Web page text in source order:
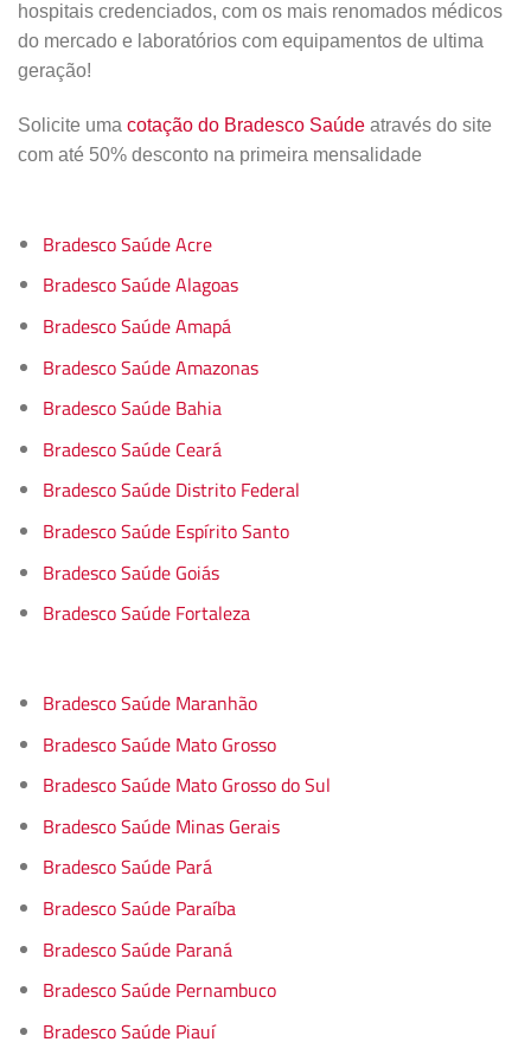
hospitais credenciados, com os mais renomados médicos
do mercado e laboratórios com equipamentos de ultima
geração!
Solicite uma cotação do Bradesco Saúde através do site
com até 50% desconto na primeira mensalidade
Bradesco Saúde Acre
Bradesco Saúde Alagoas
Bradesco Saúde Amapá
Bradesco Saúde Amazonas
Bradesco Saúde Bahia
Bradesco Saúde Ceará
Bradesco Saúde Distrito Federal
Bradesco Saúde Espírito Santo
Bradesco Saúde Goiás
Bradesco Saúde Fortaleza
Bradesco Saúde Maranhão
Bradesco Saúde Mato Grosso
Bradesco Saúde Mato Grosso do Sul
Bradesco Saúde Minas Gerais
Bradesco Saúde Pará
Bradesco Saúde Paraíba
Bradesco Saúde Paraná
Bradesco Saúde Pernambuco
Bradesco Saúde Piauí